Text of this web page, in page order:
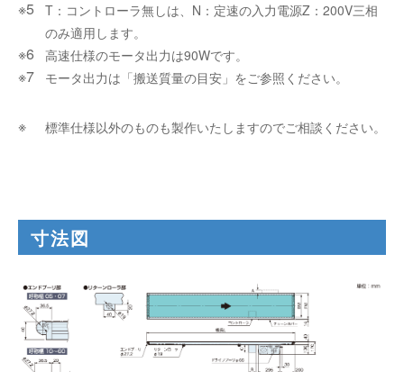
T：コントローラ無しは、N：定速の入力電源Z：200V三相
のみ適用します。
高速仕様のモータ出力は90Wです。
モータ出力は「搬送質量の目安」をご参照ください。
標準仕様以外のものも製作いたしますのでご相談ください。
寸法図